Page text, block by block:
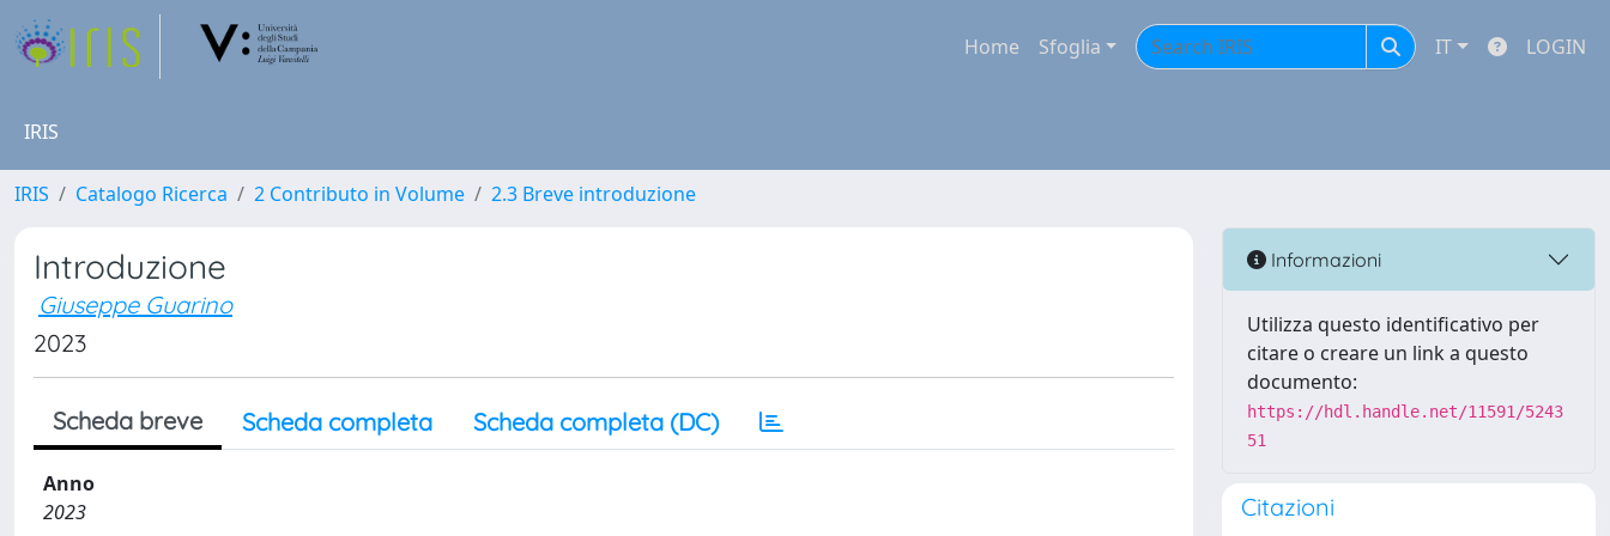
Home Sfoglia IT LOGIN
IRIS
IRIS Catalogo Ricerca 2 Contributo in Volume 2.3 Breve introduzione
Introduzione
Giuseppe Guarino
2023
Scheda breve Scheda completa Scheda completa (DC)
Anno
2023
Informazioni
Utilizza questo identificativo per
citare o creare un link a questo
documento:
https://hdl.handle.net/11591/5243
51
Citazioni